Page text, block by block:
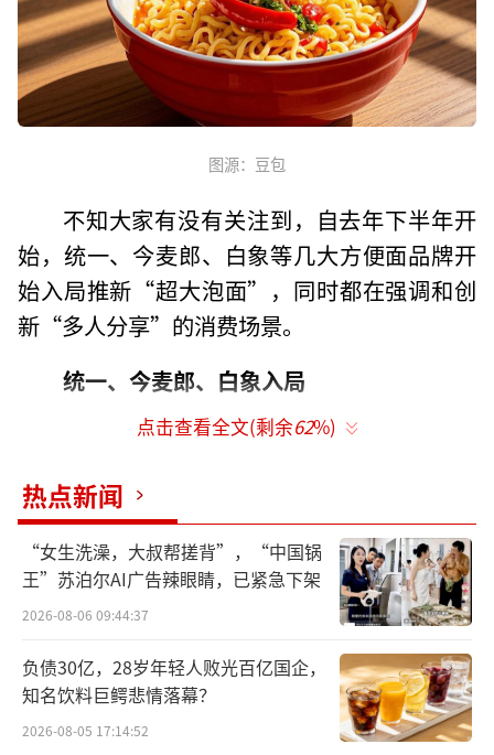
图源：豆包
不知大家有没有关注到，自去年下半年开
始，统一、今麦郎、白象等几大方便面品牌开
始入局推新“超大泡面”，同时都在强调和创
新“多人分享”的消费场景。
统一、今麦郎、白象入局
近日，统一企业发布2024年末期业绩情
元，同比增长2.6%。相对于饮品板块业务来
说，这点增长实在是不明显。
其实也不光是统一品牌一家的问题，当前
行业的普遍共识是，方便面整体市场规模已接
近天花板。自2012年开始，方便食品、预制
菜、外卖以及即时零售的兴起和发达，无一不
在影响着品类的发展。
点击查看全文(剩余62%)
热点新闻
“女生洗澡，大叔帮搓背”，“中国锅
王”苏泊尔AI广告辣眼睛，已紧急下架
2026-08-06 09:44:37
负债30亿，28岁年轻人败光百亿国企，
知名饮料巨鳄悲情落幕？
2026-08-05 17:14:52